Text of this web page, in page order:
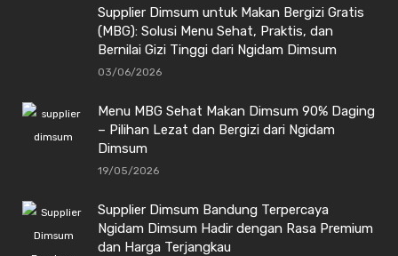
Supplier Dimsum untuk Makan Bergizi Gratis
(MBG): Solusi Menu Sehat, Praktis, dan
Bernilai Gizi Tinggi dari Ngidam Dimsum
03/06/2026
Menu MBG Sehat Makan Dimsum 90% Daging
– Pilihan Lezat dan Bergizi dari Ngidam
Dimsum
19/05/2026
Supplier Dimsum Bandung Terpercaya
Ngidam Dimsum Hadir dengan Rasa Premium
dan Harga Terjangkau